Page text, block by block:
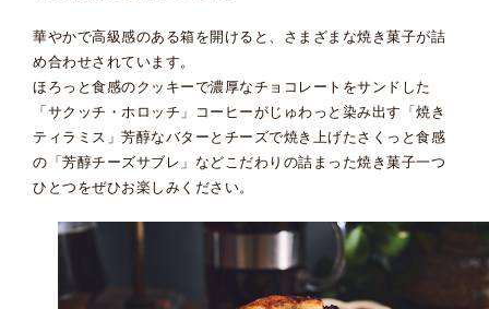
華やかで高級感のある箱を開けると、 さまざまな焼き菓子が詰
め合わせされています。
ほろっと食感のクッキーで濃厚なチョコレートをサンドした
「サクッチ・ホロッチ」
コーヒーがじゅわっと染み出す「焼き
ティラミス」 芳醇なバターとチーズで焼き上げたさくっと食感
の 「芳醇チーズサブレ」などこだわりの詰まった焼き菓子一つ
ひとつをぜひお楽しみください。